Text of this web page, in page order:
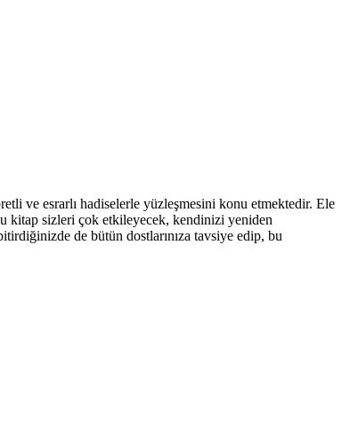
ve esrarlı hadiselerle yüzleşmesini konu etmektedir. Ele
kitap sizleri çok etkileyecek, kendinizi yeniden
de bütün dostlarınıza tavsiye edip, bu